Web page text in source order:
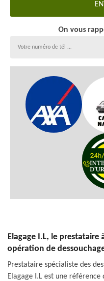
On vous
Elagage I.L, le
opération de
Prestataire spécialiste des
Elagage I.L est une référence